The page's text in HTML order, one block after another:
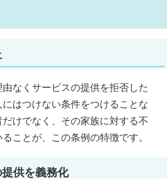
なくサービスの提供を拒否した
はつけない条件をつけることな
けでなく、その家族に対する不
ことが、この条例の特徴です。
供を義務化